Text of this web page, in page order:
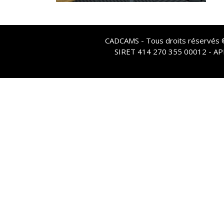
CADCAMS - Tous droits
SIRET 414 270 355 00012 -